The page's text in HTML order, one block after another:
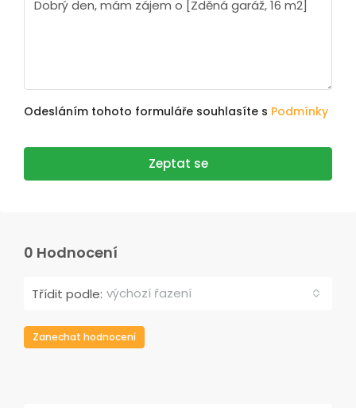
Odesláním tohoto formuláře souhlasíte s Podmínky
Zeptat se
0 Hodnocení
Třídit podle: výchozí řazení
Zanechat hodnocení